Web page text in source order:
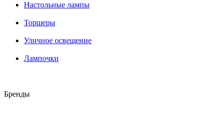
Настольные лампы
Торшеры
Уличное освещение
Лампочки
Бренды